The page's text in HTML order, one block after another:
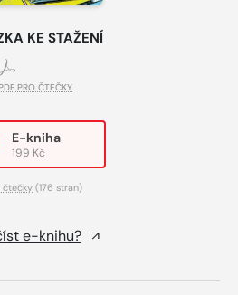
KE STAŽENÍ
PRO ČTEČKY
E-kniha
199 Kč
čtečky (176 stran)
e-knihu?